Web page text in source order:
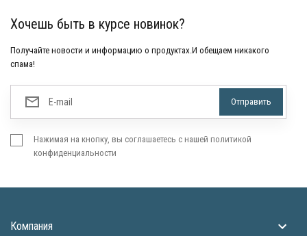
Хочешь быть в курсе новинок?
Получайте новости и информацию о продуктах.И обещаем никакого
спама!
Нажимая на кнопку, вы соглашаетесь с нашей политикой
конфиденциальности
Компания